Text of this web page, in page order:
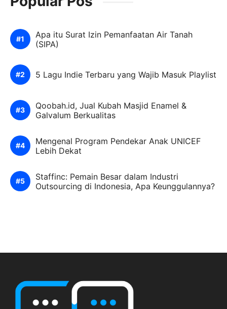
Apa itu Surat Izin Pemanfaatan Air Tanah
(SIPA)
5 Lagu Indie Terbaru yang Wajib Masuk Playlist
Qoobah.id, Jual Kubah Masjid Enamel &
Galvalum Berkualitas
Mengenal Program Pendekar Anak UNICEF
Lebih Dekat
Staffinc: Pemain Besar dalam Industri
Outsourcing di Indonesia, Apa Keunggulannya?